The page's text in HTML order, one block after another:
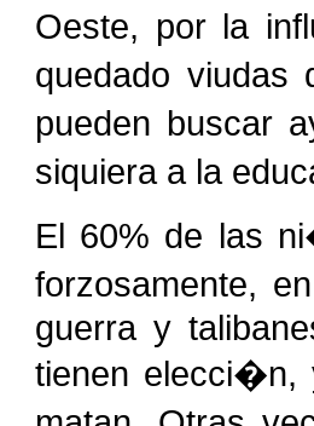
Oeste, por la
quedado
pueden buscar
siquiera a la
El 60% de las
forzosamente,
guerra y
tienen elecci�n,